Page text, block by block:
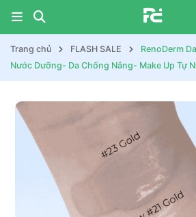
Trang chủ FLASH SALE
RenoDerm
Nước Dưỡng- Da Chống Nắng- Make Up Tự